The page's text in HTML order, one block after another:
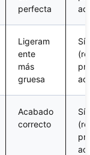
perfecta
Ligeram
ente
más
gruesa
Sí
Acabado
correcto
Sí